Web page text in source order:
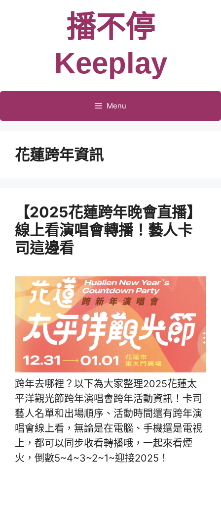
播不停
Keeplay
Menu
花蓮跨年資訊
【2025花蓮跨年晚會直播】
線上看演唱會轉播！藝人卡
司這邊看
跨年去哪裡？以下為大家整理2025花蓮太
平洋觀光節跨年演唱會跨年活動資訊！卡司
藝人名單和出場順序、活動時間還有跨年演
唱會線上看，無論是在電腦、手機還是電視
上，都可以同步收看轉播哦，一起來看煙
火，倒數5~4~3~2~1~迎接2025！